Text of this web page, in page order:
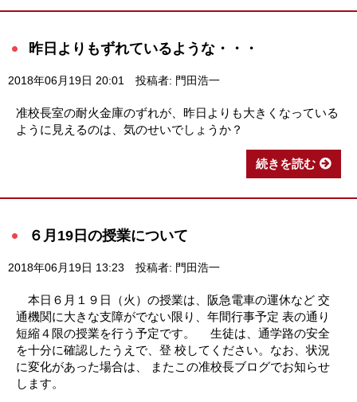
昨日よりもずれているような・・・
2018年06月19日 20:01 投稿者: 門田浩一
准校長室の耐火金庫のずれが、昨日よりも大きくなっている
ように見えるのは、気のせいでしょうか？
続きを読む
６月19日の授業について
2018年06月19日 13:23 投稿者: 門田浩一
本日６月１９日（火）の授業は、阪急電車の運休など 交
通機関に大きな支障がでない限り、年間行事予定 表の通り
短縮４限の授業を行う予定です。 生徒は、通学路の安全
を十分に確認したうえで、登 校してください。なお、状況
に変化があった場合は、 またこの准校長ブログでお知らせ
します。